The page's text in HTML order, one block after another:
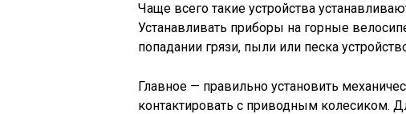
Чаще всего такие устройства
Устанавливать приборы на горные
попадании грязи, пыли или песка
Главное — правильно установить
контактировать с приводным колесиком.